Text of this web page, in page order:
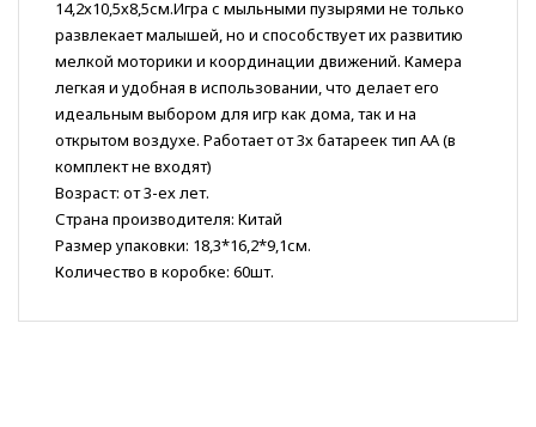
14,2х10,5х8,5см.Игра с мыльными пузырями не только
развлекает малышей, но и способствует их развитию
мелкой моторики и координации движений. Камера
легкая и удобная в использовании, что делает его
идеальным выбором для игр как дома, так и на
открытом воздухе. Работает от 3х батареек тип АА (в
комплект не входят)
Возраст: от 3-ех лет.
Страна производителя: Китай
Размер упаковки: 18,3*16,2*9,1см.
Количество в коробке: 60шт.